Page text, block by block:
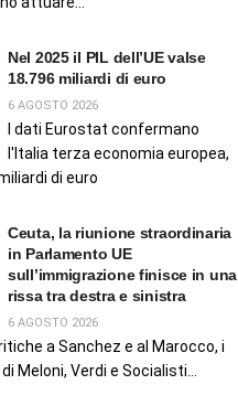
Nel 2025 il PIL dell’UE valse
18.796 miliardi di euro
6 AGOSTO 2026
I dati Eurostat confermano
l'Italia terza economia europea,
di euro
Ceuta, la riunione straordinaria
in Parlamento UE
sull’immigrazione finisce in una
rissa tra destra e sinistra
6 AGOSTO 2026
a Sanchez e al Marocco, i
Meloni, Verdi e Socialisti...